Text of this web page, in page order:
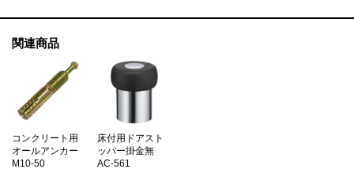
関連商品
コンクリート用
オールアンカー
M10-50
床付用ドアスト
ッパー掛金無
AC-561